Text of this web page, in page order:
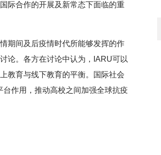
际合作的开展及新常态下面临的重
期间及后疫情时代所能够发挥的作
论。各方在讨论中认为，IARU可以
教育与线下教育的平衡。国际社会
作用，推动高校之间加强全球抗疫